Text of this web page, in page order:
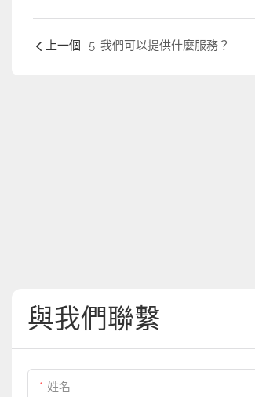
上一個 5. 我們可以提供什麼服務？
與我們聯繫
姓名